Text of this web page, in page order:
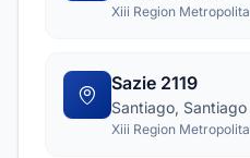
Xiii Region
Sazie 2119
Santiago, Santiago
Xiii Region